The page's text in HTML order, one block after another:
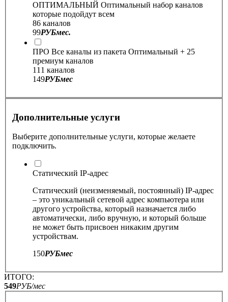
ОПТИМАЛЬНЫЙ Оптимальный набор каналов
которые подойдут всем
86 каналов
99РУБмес.
ПРО Все каналы из пакета Оптимальный + 25
премиум каналов
111 каналов
149РУБмес
Дополнительные услуги
Выберите дополнительные услуги, которые желаете
подключить.
Статический IP-адрес
Статический (неизменяемый, постоянный) IP-адрес
– это уникальный сетевой адрес компьютера или
другого устройства, который назначается либо
автоматически, либо вручную, и который больше
не может быть присвоен никаким другим
устройствам.
150РУБмес
ИТОГО:
549РУБ/мес